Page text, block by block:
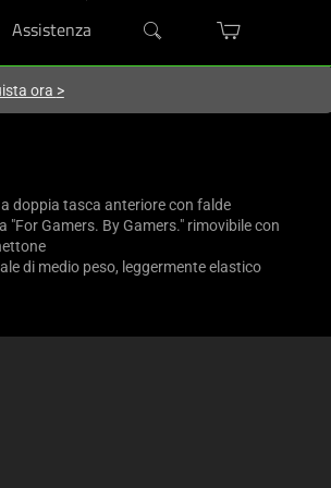
Assistenza
ora >
doppia tasca anteriore con falde
"For Gamers. By Gamers." rimovibile con
di medio peso, leggermente elastico